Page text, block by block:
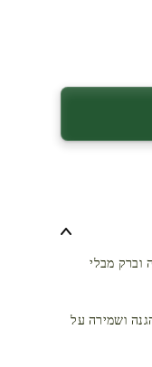
וברק מבלי
ושמירה על